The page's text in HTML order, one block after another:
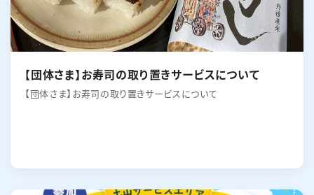
【団体さま】お寿司の取り置きサービスについて
【団体さま】お寿司の取り置きサービスについて